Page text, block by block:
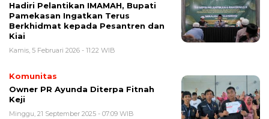
Hadiri Pelantikan IMAMAH, Bupati
Pamekasan Ingatkan Terus
Berkhidmat kepada Pesantren dan
Kiai
Kamis, 5 Februari 2026 - 11:22 WIB
Komunitas
Owner PR Ayunda Diterpa Fitnah
Keji
Minggu, 21 September 2025 - 07:09 WIB